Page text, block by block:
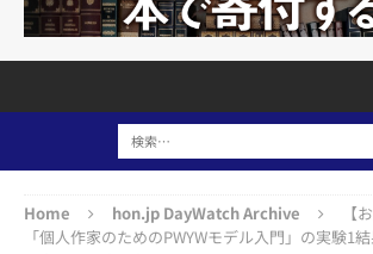
Home hon.jp DayWatch Archive
【
「個人作家のためのPWYWモデル入門」の実験1